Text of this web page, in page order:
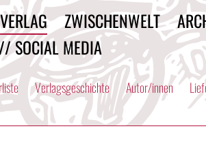
VERLAG ZWISCHENWELT
SOCIAL MEDIA
Verlagsgeschichte Autor/innen